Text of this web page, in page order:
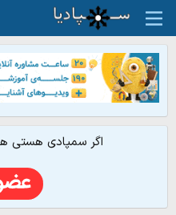
اگر سمپادی هستی